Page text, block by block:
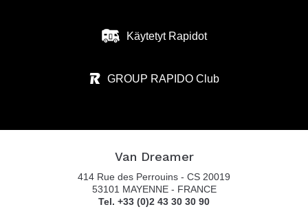
Käytetyt Rapidot
GROUP RAPIDO Club
Van Dreamer
414 Rue des Perrouins - CS 20019
53101 MAYENNE - FRANCE
Tel. +33 (0)2 43 30 30 90